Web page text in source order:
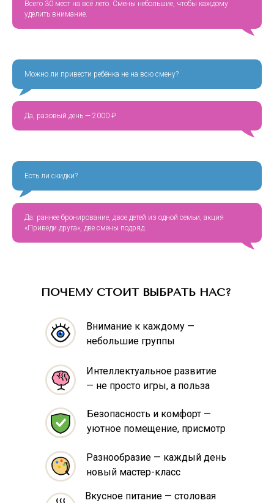
Всего 30 мест на всё лето. Смены небольшие, чтобы каждому
уделить внимание.
Можно ли привести ребёнка не на всю смену?
Да, разовый день — 2000 ₽
Есть ли скидки?
Да: раннее бронирование, двое детей из одной семьи, акция
«Приведи друга», две смены подряд.
ПОЧЕМУ СТОИТ ВЫБРАТЬ НАС?
Внимание к каждому —
небольшие группы
Интеллектуальное развитие
— не просто игры, а польза
Разнообразие — каждый день
новый мастер-класс
Безопасность и комфорт —
уютное помещение, присмотр
Вкусное питание — столовая